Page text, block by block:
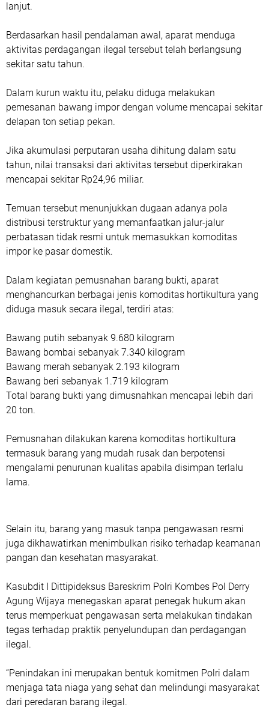
lanjut.
Berdasarkan hasil pendalaman awal, aparat menduga
aktivitas perdagangan ilegal tersebut telah berlangsung
sekitar satu tahun.
Dalam kurun waktu itu, pelaku diduga melakukan
pemesanan bawang impor dengan volume mencapai sekitar
delapan ton setiap pekan.
Jika akumulasi perputaran usaha dihitung dalam satu
tahun, nilai transaksi dari aktivitas tersebut diperkirakan
mencapai sekitar Rp24,96 miliar.
Temuan tersebut menunjukkan dugaan adanya pola
distribusi terstruktur yang memanfaatkan jalur-jalur
perbatasan tidak resmi untuk memasukkan komoditas
impor ke pasar domestik.
Dalam kegiatan pemusnahan barang bukti, aparat
menghancurkan berbagai jenis komoditas hortikultura yang
diduga masuk secara ilegal, terdiri atas:
Bawang putih sebanyak 9.680 kilogram
‎Bawang bombai sebanyak 7.340 kilogram
‎Bawang merah sebanyak 2.193 kilogram
‎Bawang beri sebanyak 1.719 kilogram
‎Total barang bukti yang dimusnahkan mencapai lebih dari
20 ton.
Pemusnahan dilakukan karena komoditas hortikultura
termasuk barang yang mudah rusak dan berpotensi
mengalami penurunan kualitas apabila disimpan terlalu
lama.
Selain itu, barang yang masuk tanpa pengawasan resmi
juga dikhawatirkan menimbulkan risiko terhadap keamanan
pangan dan kesehatan masyarakat.
Kasubdit I Dittipideksus Bareskrim Polri Kombes Pol Derry
Agung Wijaya menegaskan aparat penegak hukum akan
terus memperkuat pengawasan serta melakukan tindakan
tegas terhadap praktik penyelundupan dan perdagangan
ilegal.
“Penindakan ini merupakan bentuk komitmen Polri dalam
menjaga tata niaga yang sehat dan melindungi masyarakat
dari peredaran barang ilegal.